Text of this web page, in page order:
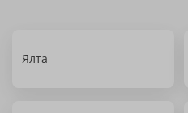
Ялта